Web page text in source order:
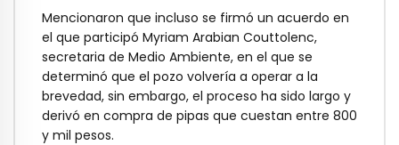
Mencionaron que incluso se firmó un acuerdo en
el que participó Myriam Arabian Couttolenc,
secretaria de Medio Ambiente, en el que se
determinó que el pozo volvería a operar a la
brevedad, sin embargo, el proceso ha sido largo y
derivó en compra de pipas que cuestan entre 800
y mil pesos.